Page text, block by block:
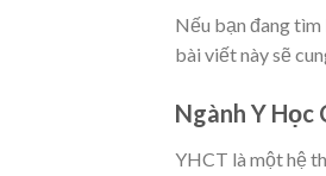
Nếu bạn đang
bài viết này sẽ
Ngành Y Học
YHCT là một hệ